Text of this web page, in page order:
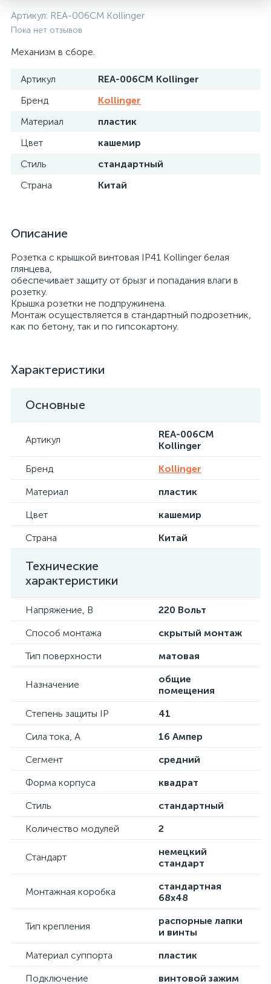
Артикул: REA-006CM Kollinger
Пока нет отзывов
Механизм в сборе.
Артикул
REA-006CM Kollinger
Бренд
Kollinger
Материал
пластик
Цвет
кашемир
Стиль
стандартный
Страна
Китай
Описание
Розетка с крышкой винтовая IP41 Kollinger белая
глянцева,
обеспечивает защиту от брызг и попадания влаги в
розетку.
Крышка розетки не подпружинена.
Монтаж осуществляется в стандартный подрозетник,
как по бетону, так и по гипсокартону.
Характеристики
Основные
Артикул
REA-006CM
Kollinger
Бренд
Kollinger
Материал
пластик
Цвет
кашемир
Страна
Китай
Технические
характеристики
Напряжение, В
220 Вольт
Способ монтажа
скрытый монтаж
Тип поверхности
матовая
Назначение
общие
помещения
Степень защиты IP
41
Сила тока, А
16 Ампер
Сегмент
средний
Форма корпуса
квадрат
Стиль
стандартный
Количество модулей
2
Стандарт
немецкий
стандарт
Монтажная коробка
стандартная
68х48
Тип крепления
распорные лапки
и винты
Материал суппорта
пластик
Подключение
винтовой зажим